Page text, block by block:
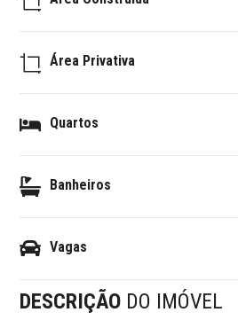
Área Privativa
Quartos
Banheiros
Vagas
DESCRIÇÃO DO IMÓVEL